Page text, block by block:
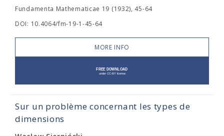
Fundamenta Mathematicae 19 (1932), 45-64
DOI: 10.4064/fm-19-1-45-64
MORE INFO
Sur un problème concernant les types de
dimensions